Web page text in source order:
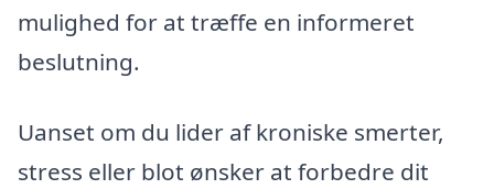
mulighed for at træffe en informeret
beslutning.
Uanset om du lider af kroniske smerter,
stress eller blot ønsker at forbedre dit